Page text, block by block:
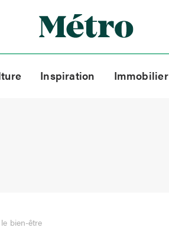
Inspiration Immobilier
bien-être